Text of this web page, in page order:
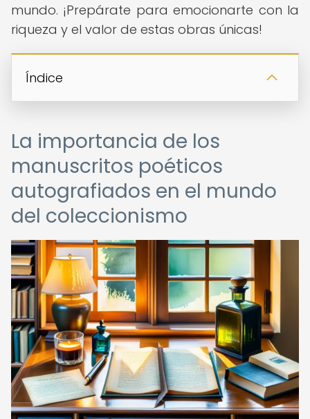
mundo. ¡Prepárate para emocionarte con la
riqueza y el valor de estas obras únicas!
Índice
La importancia de los
manuscritos poéticos
autografiados en el mundo
del coleccionismo